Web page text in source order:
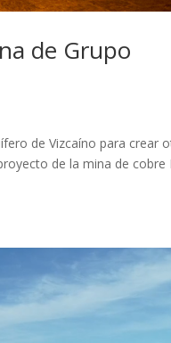
de Grupo
de Vizcaíno para crear
de la mina de cobre